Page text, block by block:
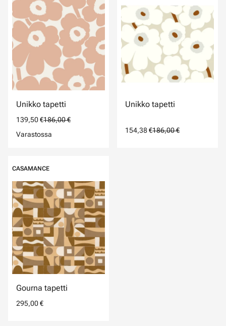
Unikko tapetti
139,50 €186,00 €
Varastossa
Unikko tapetti
154,38 €186,00 €
CASAMANCE
Gourna tapetti
295,00 €